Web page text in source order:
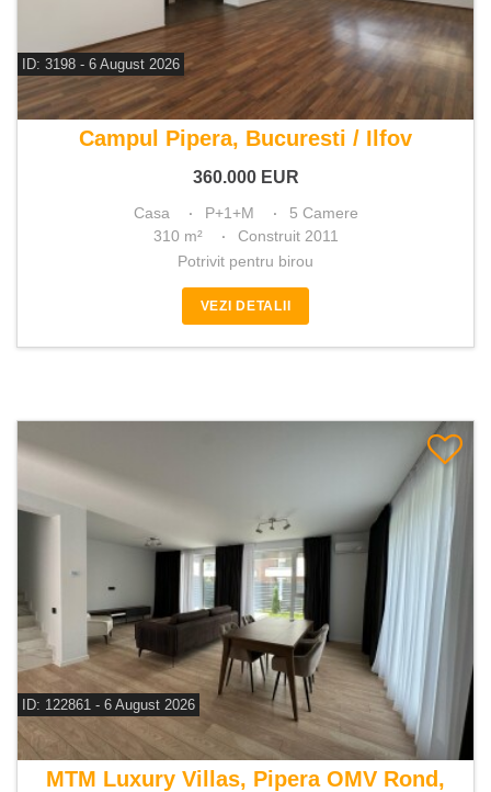
ID: 3198 - 6 August 2026
De vanzare casa 5 camere
Campul Pipera, Bucuresti / Ilfov
360.000 EUR
Casa P+1+M
5 Camere
310 m²
Construit 2011
Potrivit pentru birou
VEZI DETALII
ID: 122861 - 6 August 2026
De vanzare vila 5 camere
MTM Luxury Villas, Pipera OMV Rond,